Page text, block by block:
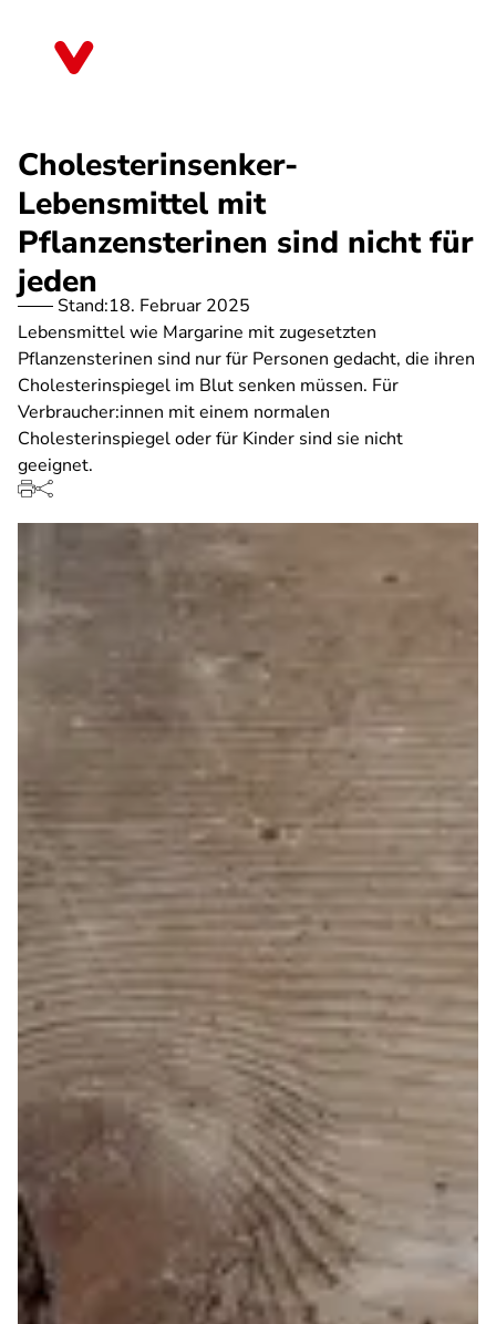
Cholesterinsenker-
Lebensmittel mit
Pflanzensterinen sind nicht für
jeden
Stand:18. Februar 2025
Lebensmittel wie Margarine mit zugesetzten
Pflanzensterinen sind nur für Personen gedacht, die ihren
Cholesterinspiegel im Blut senken müssen. Für
Verbraucher:innen mit einem normalen
Cholesterinspiegel oder für Kinder sind sie nicht
geeignet.